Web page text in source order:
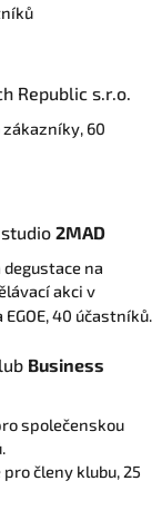
Republic s.r.o.
60
2MAD
na
akci v
40 účastníků.
Business
společenskou
členy klubu, 25